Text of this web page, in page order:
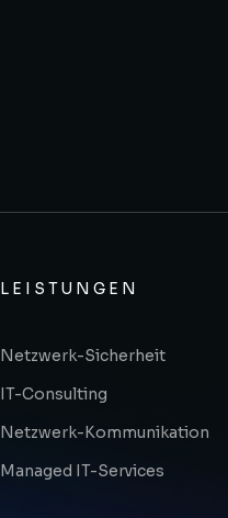
LEISTUNGEN
Netzwerk-Sicherheit
IT-Consulting
Netzwerk-Kommunikation
Managed IT-Services